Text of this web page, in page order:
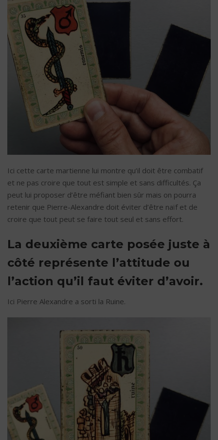
Ici cette carte martienne lui montre qu’il doit être combatif
et ne pas croire que tout est simple et sans difficultés. Ça
peut lui proposer d’être méfiant bien sûr mais on pourra
retenir que Pierre-Alexandre doit éviter d’être naïf et de
croire que tout peut se faire tout seul et sans effort.
La deuxième carte posée juste à
côté représente l’attitude ou
l’action qu’il faut éviter d’avoir.
Ici Pierre Alexandre a sorti la Ruine.